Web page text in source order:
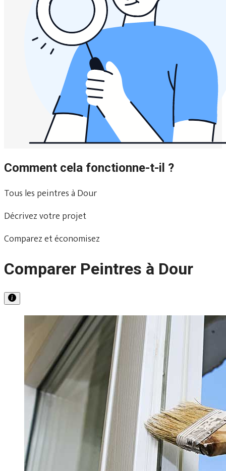
Comment cela fonctionne-t-il ?
Tous les peintres à Dour
Décrivez votre projet
Comparez et économisez
Comparer Peintres à Dour